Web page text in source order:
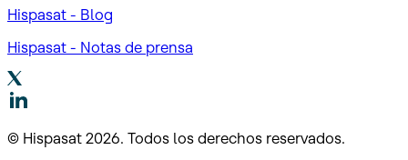
Hispasat - Blog
Hispasat - Notas de prensa
© Hispasat 2026. Todos los derechos reservados.